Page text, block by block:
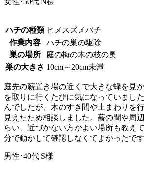
女性･50代 N様
ハチの種類 ヒメスズメバチ
作業内容
ハチの巣の駆除
巣の場所
庭の梅の木の枝の奥
巣の大きさ 10cm～20cm未満
庭先の薪置き場の近くで大きな蜂を見
を取りに行くたびに気になっていまし
んでしたが、木のすき間や土まわりを
見えたため相談しました。薪の間や周
らい、近づかない方がよい場所も教え
分で動かして確認しなくてよかったです
男性･40代 S様